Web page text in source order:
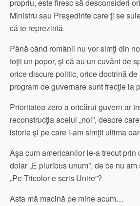
propriu, este firesc să desconsideri
Ministru sau Preşedinte care ţi se
că te reprezintă.
Până când românii nu vor simţi din
toţii un popor, şi că au un cuvânt de
orice discurs politic, orice doctrină
program de guvernare sunt frecţie la
Prioritatea zero a oricărui guvern ar
reconstrucţia acelui „noi”, despre
istorie şi pe care l-am simţit ultima
Aşa cum americanilor le-a trecut prin
dolar „E pluribus unum”, de ce nu
„Pe Tricolor e scris Unire”?
Asta mă macină pe mine acum…